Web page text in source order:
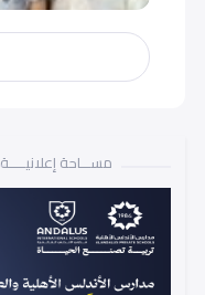
مســـاحة إعلانيـــــة